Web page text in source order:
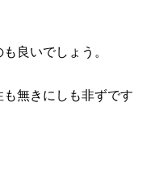
良いでしょう。
無きにしも非ずです